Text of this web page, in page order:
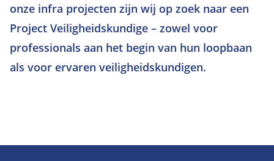
onze infra projecten zijn wij op zoek naar een
Project Veiligheidskundige – zowel voor
professionals aan het begin van hun loopbaan
als voor ervaren veiligheidskundigen.